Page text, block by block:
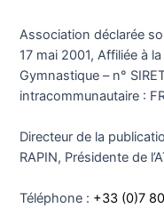
Association déclarée
17 mai 2001, Affiliée à
Gymnastique – n°
intracommunautaire :
Directeur de la
RAPIN, Présidente de
Téléphone : +33 (0)7